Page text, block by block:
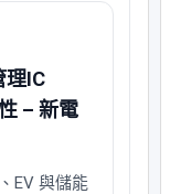
理IC
– 新電
EV 與儲能